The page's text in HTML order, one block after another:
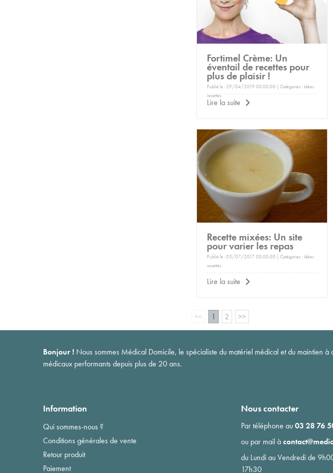
Fortimel Crème: Un
éventail de recettes pour
plus de plaisir !
Publié le : 29/04/2019 00:00:00 | Catégories : Idées
recettes
Lire la suite
Recette mixées: Un site
pour varier les repas
Publié le : 05/07/2017 00:00:00 | Catégories : Idées
recettes
Lire la suite
<< 1 2 >>
Bonjour ! Nous sommes Médical Domicile, le spécialiste du matériel médical et du maintien
médicaux performants depuis plus de 20 ans.
Information
Qui sommes-nous ?
Conditions générales de vente
Retour produit
Paiement
Nous contacter
Par téléphone au03 28 76
ou par mail à
du Lundi au Vendredi de
17h30